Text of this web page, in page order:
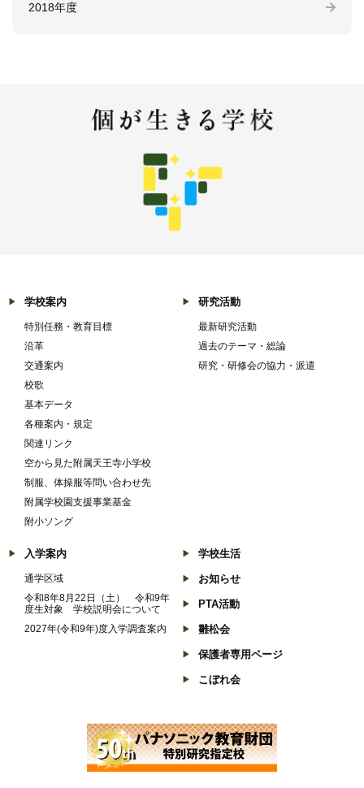
2018年度
学校案内
特別任務・教育目標
沿革
交通案内
校歌
基本データ
各種案内・規定
関連リンク
空から見た附属天王寺小学校
制服、体操服等問い合わせ先
附属学校園支援事業基金
附小ソング
研究活動
最新研究活動
過去のテーマ・総論
研究・研修会の協力・派遣
入学案内
通学区域
令和8年8月22日（土） 令和9年
度生対象 学校説明会について
2027年(令和9年)度入学調査案内
学校生活
お知らせ
PTA活動
雛松会
保護者専用ページ
こぼれ会